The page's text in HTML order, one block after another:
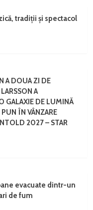
tradiții și spectacol
A DOUA ZI DE
A
GALAXIE DE LUMINĂ
PUN ÎN VÂNZARE
2027 – STAR
evacuate dintr-un
de fum